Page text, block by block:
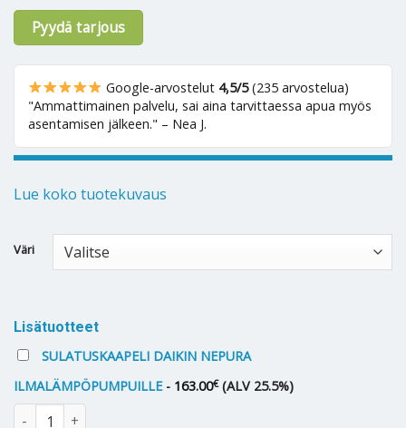
Google-arvostelut 4,5/5(235 arvostelua)
"Ammattimainen palvelu, sai aina tarvittaessa apua myös
asentamisen jälkeen." – Nea J.
Pyydä tarjous
Lue koko tuotekuvaus
Väri
Lisätuotteet
SULATUSKAAPELI DAIKIN NEPURA
ILMALÄMPÖPUMPUILLE- 163.00€ (ALV 25.5%)
Ilmalämpöpumppu Daikin Emura N 30 määrä
Alternative: